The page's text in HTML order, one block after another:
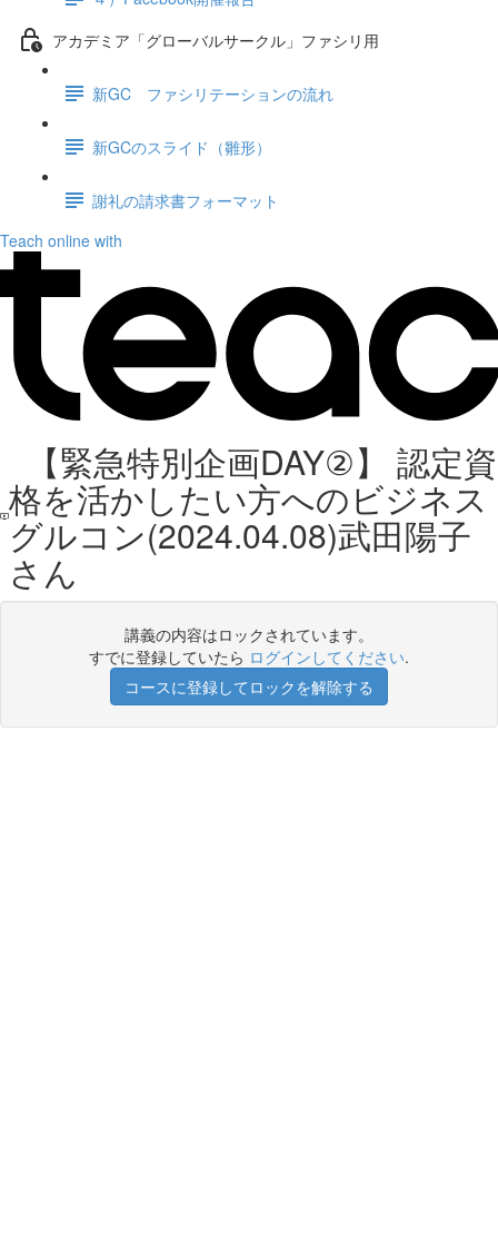
アカデミア「グローバルサークル」ファシリ用
新GC ファシリテーションの流れ
新GCのスライド（雛形）
謝礼の請求書フォーマット
Teach online with
【緊急特別企画DAY②】 認定資
格を活かしたい方へのビジネス
グルコン(2024.04.08)武田陽子
さん
講義の内容はロックされています。
すでに登録していたら ログインしてください.
コースに登録してロックを解除する